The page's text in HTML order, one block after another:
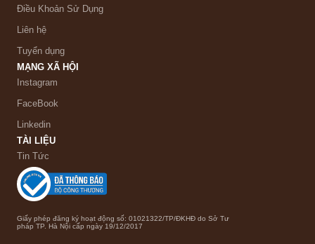
Điều Khoản Sử Dụng
Liên hệ
Tuyển dụng
MẠNG XÃ HỘI
Instagram
FaceBook
Linkedin
TÀI LIỆU
Tin Tức
Giấy phép đăng ký hoạt động số: 01021322/TP/ĐKHĐ do Sở Tư
pháp TP. Hà Nội cấp ngày 19/12/2017